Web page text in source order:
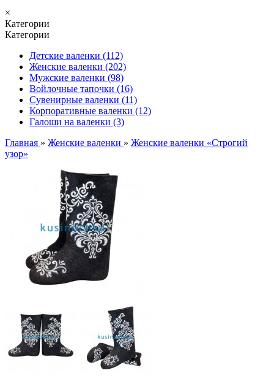
×
Категории
Категории
Детские валенки (112)
Женские валенки (202)
Мужские валенки (98)
Войлочные тапочки (16)
Сувенирные валенки (11)
Корпоративные валенки (12)
Галоши на валенки (3)
Главная » Женские валенки » Женские валенки «Строгий
узор»